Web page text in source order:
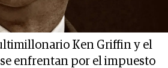
Ken Griffin y el
enfrentan por el impuesto